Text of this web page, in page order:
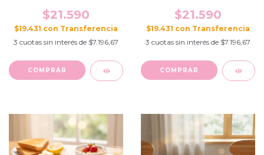
$21.590
$19.431 con
3 cuotas sin interés de $7.196,67
$21.590
$19.431 con
3 cuotas sin interés de $7.196,67